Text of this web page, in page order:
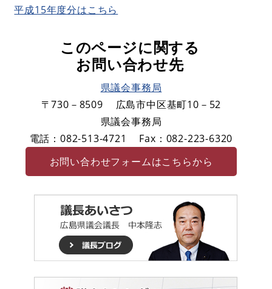
平成15年度分はこちら
このページに関する
お問い合わせ先
県議会事務局
〒730－8509
広島市中区基町10－52
県議会事務局
電話：082-513-4721
Fax：082-223-6320
お問い合わせフォームはこちらから